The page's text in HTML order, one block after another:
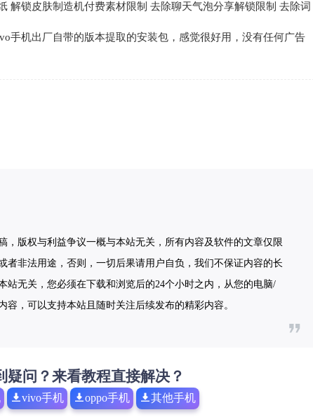
解锁皮肤制造机付费素材限制 去除聊天气泡分享解锁限制 去除词
手机出厂自带的版本提取的安装包，感觉很好用，没有任何广告
，版权与利益争议一概与本站无关，所有内容及软件的文章仅限
者非法用途，否则，一切后果请用户自负，我们不保证内容的长
站无关，您必须在下载和浏览后的24个小时之内，从您的电脑/
，可以支持本站且随时关注后续发布的精彩内容。
疑问？来看教程直接解决？
vivo手机 oppo手机 其他手机